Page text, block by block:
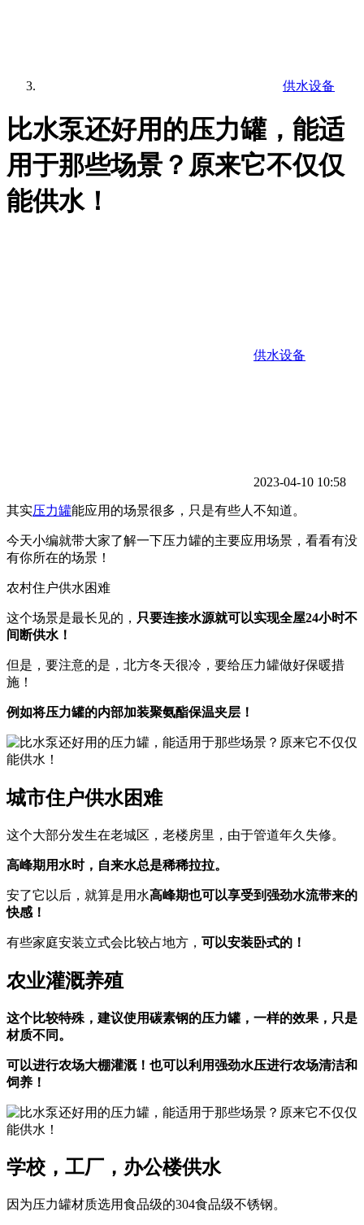
供水设备
比水泵还好用的压力罐，能适
用于那些场景？原来它不仅仅
能供水！
供水设备
2023-04-10 10:58
其实压力罐能应用的场景很多，只是有些人不知道。
今天小编就带大家了解一下压力罐的主要应用场景，看看有没
有你所在的场景！
农村住户供水困难
这个场景是最长见的， 只要连接水源就可以实现全屋24小时不
间断供水！
但是，要注意的是，北方冬天很冷，要给压力罐做好保暖措
施！
例如将压力罐的内部加装聚氨酯保温夹层！
城市住户供水困难
这个大部分发生在老城区，老楼房里，由于管道年久失修。
高峰期用水时，自来水总是稀稀拉拉。
安了它以后，就算是用水高峰期也可以享受到强劲水流带来的
快感！
有些家庭安装立式会比较占地方， 可以安装卧式的！
农业灌溉养殖
这个比较特殊，建议使用碳素钢的压力罐，一样的效果，只是
材质不同。
可以进行农场大棚灌溉！也可以利用强劲水压进行农场清洁和
饲养！
学校，工厂，办公楼供水
因为压力罐材质选用食品级的304食品级不锈钢。